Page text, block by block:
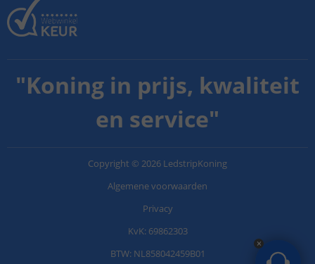
"Koning in prijs, kwaliteit
en service"
Copyright © 2026 LedstripKoning
Algemene voorwaarden
Privacy
KvK: 69862303
BTW: NL858042459B01